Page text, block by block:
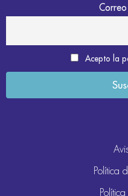
Acepto la
Política